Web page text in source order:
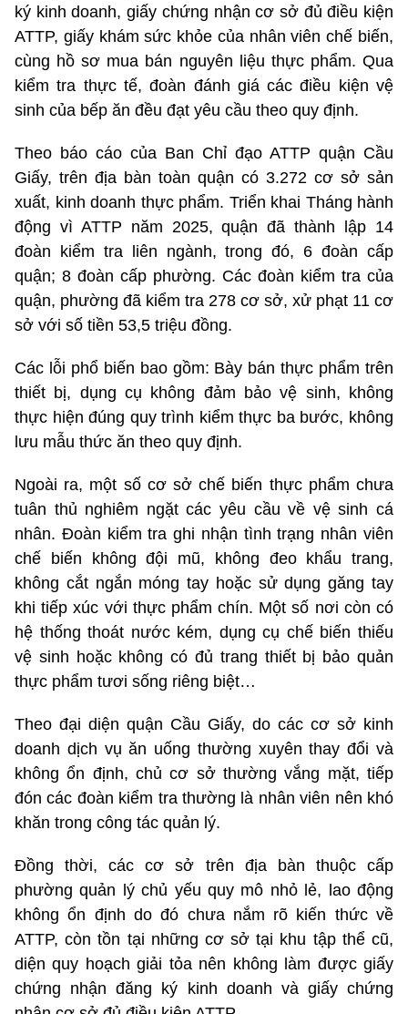
ký kinh doanh, giấy chứng nhận cơ sở đủ điều kiện
ATTP, giấy khám sức khỏe của nhân viên chế biến,
cùng hồ sơ mua bán nguyên liệu thực phẩm. Qua
kiểm tra thực tế, đoàn đánh giá các điều kiện vệ
sinh của bếp ăn đều đạt yêu cầu theo quy định.
Theo báo cáo của Ban Chỉ đạo ATTP quận Cầu
Giấy, trên địa bàn toàn quận có 3.272 cơ sở sản
xuất, kinh doanh thực phẩm. Triển khai Tháng hành
động vì ATTP năm 2025, quận đã thành lập 14
đoàn kiểm tra liên ngành, trong đó, 6 đoàn cấp
quận; 8 đoàn cấp phường. Các đoàn kiểm tra của
quận, phường đã kiểm tra 278 cơ sở, xử phạt 11 cơ
sở với số tiền 53,5 triệu đồng.
Các lỗi phổ biến bao gồm: Bày bán thực phẩm trên
thiết bị, dụng cụ không đảm bảo vệ sinh, không
thực hiện đúng quy trình kiểm thực ba bước, không
lưu mẫu thức ăn theo quy định.
Ngoài ra, một số cơ sở chế biến thực phẩm chưa
tuân thủ nghiêm ngặt các yêu cầu về vệ sinh cá
nhân. Đoàn kiểm tra ghi nhận tình trạng nhân viên
chế biến không đội mũ, không đeo khẩu trang,
không cắt ngắn móng tay hoặc sử dụng găng tay
khi tiếp xúc với thực phẩm chín. Một số nơi còn có
hệ thống thoát nước kém, dụng cụ chế biến thiếu
vệ sinh hoặc không có đủ trang thiết bị bảo quản
thực phẩm tươi sống riêng biệt…
Theo đại diện quận Cầu Giấy, do các cơ sở kinh
doanh dịch vụ ăn uống thường xuyên thay đổi và
không ổn định, chủ cơ sở thường vắng mặt, tiếp
đón các đoàn kiểm tra thường là nhân viên nên khó
khăn trong công tác quản lý.
Đồng thời, các cơ sở trên địa bàn thuộc cấp
phường quản lý chủ yếu quy mô nhỏ lẻ, lao động
không ổn định do đó chưa nắm rõ kiến thức về
ATTP, còn tồn tại những cơ sở tại khu tập thể cũ,
diện quy hoạch giải tỏa nên không làm được giấy
chứng nhận đăng ký kinh doanh và giấy chứng